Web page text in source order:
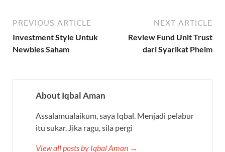
PREVIOUS ARTICLE
Investment Style Untuk
Newbies Saham
NEXT ARTICLE
Review Fund Unit Trust
dari Syarikat Pheim
About Iqbal Aman
Assalamualaikum, saya Iqbal. Menjadi pelabur
itu sukar. Jika ragu, sila pergi
View all posts by Iqbal Aman →